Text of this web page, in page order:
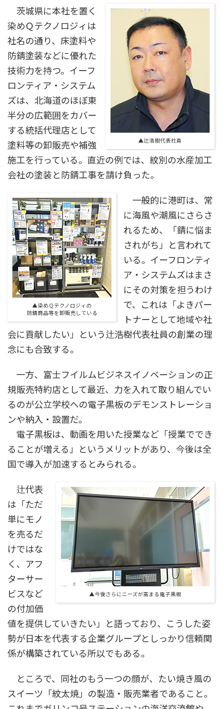
▲辻浩樹代表社員
茨城県に本社を置く
染めＱテクノロジィは
社名の通り、床塗料や
防錆塗装などに優れた
技術力を持つ。イーフ
ロンティア・システム
ズは、北海道のほぼ東
半分の広範囲をカバー
する統括代理店として
塗料等の卸販売や補強
施工を行っている。直近の例では、紋別の水産加工
会社の塗装と防錆工事を請け負った。
▲染めＱテクノロジィの
防錆商品等を卸販売している
一般的に港町は、常
に海風や潮風にさらさ
れるため、「錆に悩ま
されがち」と言われて
いる。イーフロンティ
ア・システムズはまさ
にその対策を担うわけ
で、これは「よきパー
トナーとして地域や社
会に貢献したい」という辻浩樹代表社員の創業の理
念にも合致する。
一方、富士フイルムビジネスイノベーションの正
規販売特約店として最近、力を入れて取り組んでい
るのが公立学校への電子黒板のデモンストレーショ
ンや納入・設置だ。
電子黒板は、動画を用いた授業など「授業ででき
ることが増える」というメリットがあり、今後は全
国で導入が加速するとみられる。
▲今後さらにニーズが高まる電子黒板
辻代表
は「ただ
単にモノ
を売るだ
けではな
く、アフ
ターサー
ビスなど
の付加価
値を提供していきたい」と語っており、こうした姿
勢が日本を代表する企業グループとしっかり信頼関
係が構築されている所以でもある。
ところで、同社のもう一つの顔が、たい焼き風の
スイーツ「紋太焼」の製造・販売業者であること。